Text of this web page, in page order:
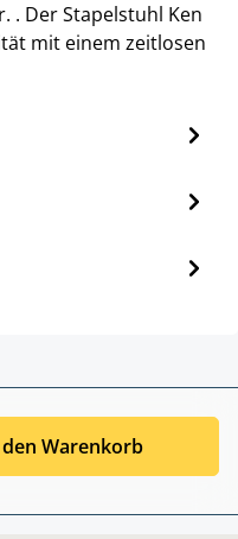
. Der Stapelstuhl Ken
mit einem zeitlosen
Warenkorb